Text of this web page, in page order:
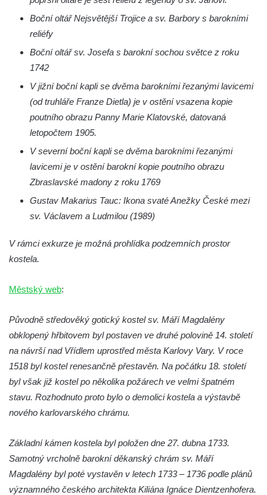
Márnice na hřbitově v Kozlech
Vesnický kostel v Reinhardtsdorfu
Kaple v Oparnu
Kaple Nanebevstoupení Panny Marie ve
Kostel svatého Vavřince v Okounově
Kostel svatých Petra a Pavla v Semilech
Kostel Nanebevzetí Panny Marie (St. Mariä
Himmelfahrt) v Schirgiswalde
Kostel Zvěstování Panny Marie v Duchcově
Výklenková kaple v Teplické ulici u stadionu
v Duchcově
Evangelický kostel v Duchcově
Kaple svaté Anny v Jeníkově
Kaple svatého Jana Nepomuckého v
Lahošti
Kostel svatého Mikuláše v Mikulášovicích
Boční oltář Nejsvětější Trojice a sv. Barbory s barokními
reliéfy
Boční oltář sv. Josefa s barokní sochou světce z roku
1742
V jižní boční kapli se dvěma barokními řezanými lavicemi
(od truhláře Franze Dietla) je v ostění vsazena kopie
poutního obrazu Panny Marie Klatovské, datovaná
letopočtem 1905.
V severní boční kapli se dvěma barokními řezanými
lavicemi je v ostění barokní kopie poutního obrazu
Zbraslavské madony z roku 1769
Gustav Makarius Tauc: Ikona svaté Anežky České mezi
sv. Václavem a Ludmilou (1989)
V rámci exkurze je možná prohlídka podzemních prostor
kostela.
Městský web:
Původně středověký gotický kostel sv. Máří Magdalény
obklopený hřbitovem byl postaven ve druhé polovině 14. století
na návrší nad Vřídlem uprostřed města Karlovy Vary. V roce
1518 byl kostel renesančně přestavěn. Na počátku 18. století
byl však již kostel po několika požárech ve velmi špatném
stavu. Rozhodnuto proto bylo o demolici kostela a výstavbě
nového karlovarského chrámu.
Základní kámen kostela byl položen dne 27. dubna 1733.
Samotný vrcholně barokní děkanský chrám sv. Máří
Magdalény byl poté vystavěn v letech 1733 – 1736 podle plánů
významného českého architekta Kiliána Ignáce Dientzenhofera.